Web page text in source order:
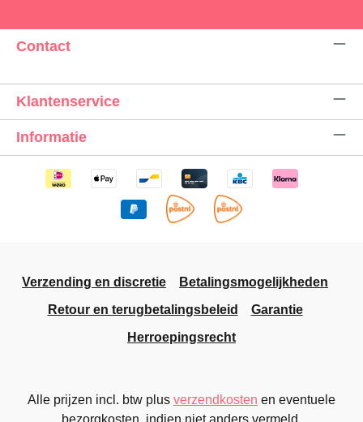
Contact
Klantenservice
Informatie
Verzending en discretie
Betalingsmogelijkheden
Retour en terugbetalingsbeleid
Garantie
Herroepingsrecht
Alle prijzen incl. btw plus verzendkosten en eventuele